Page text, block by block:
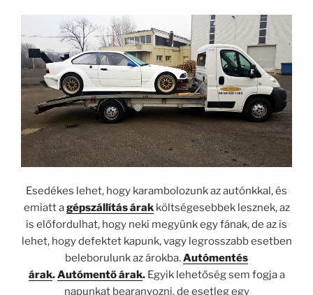
Esedékes lehet, hogy karambolozunk az autónkkal, és
emiatt agépszállítás árakköltségesebbek lesznek, az
is előfordulhat, hogy neki megyünk egy fának, de az is
lehet, hogy defektet kapunk, vagy legrosszabb esetben
beleborulunk az árokba.Autómentés
árak.Autómentő árak. Egyik lehetőség sem fogja a
napunkat bearanyozni, de esetleg egy